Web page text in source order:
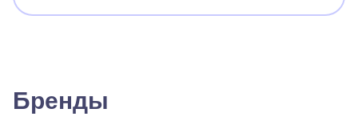
Бренды